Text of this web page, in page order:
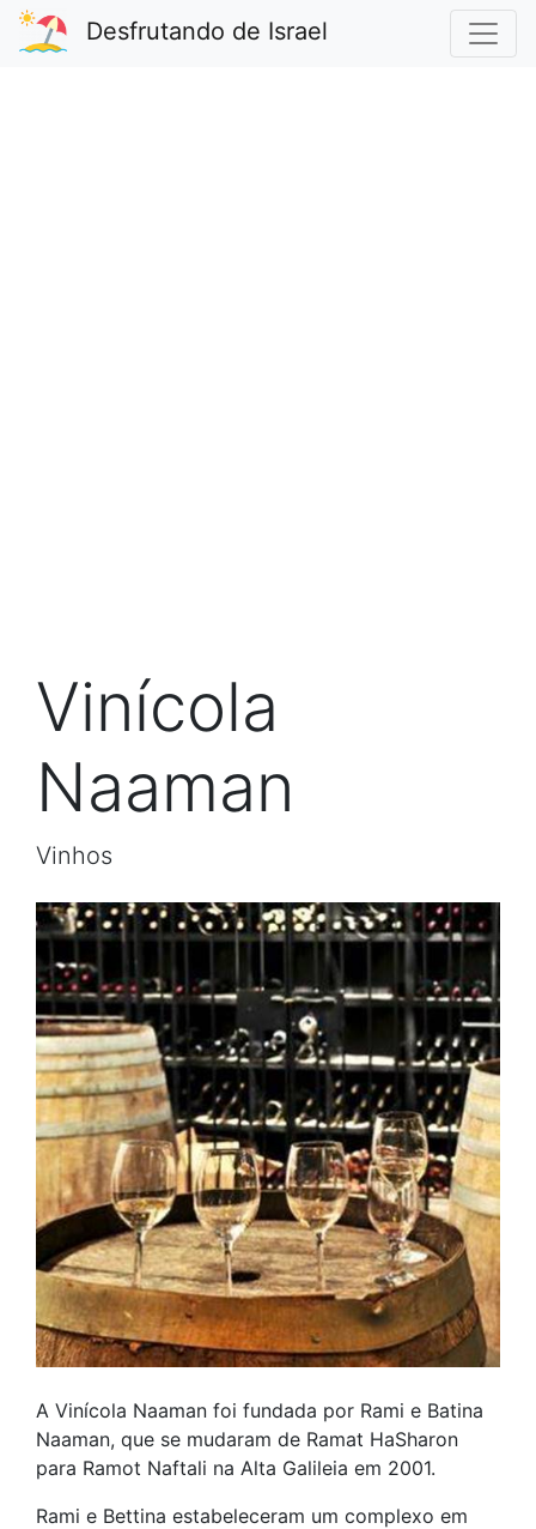
Desfrutando de Israel
Vinícola
Naaman
Vinhos
A Vinícola Naaman foi fundada por Rami e Batina
Naaman, que se mudaram de Ramat HaSharon
para Ramot Naftali na Alta Galileia em 2001.
Rami e Bettina estabeleceram um complexo em